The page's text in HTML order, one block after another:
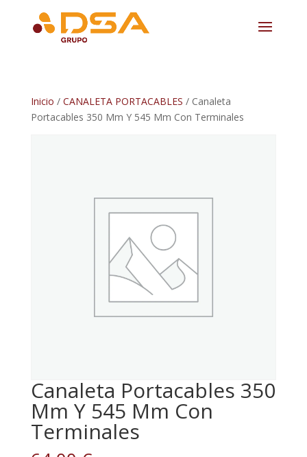
Inicio / CANALETA PORTACABLES / Canaleta
Portacables 350 Mm Y 545 Mm Con Terminales
Canaleta Portacables 350
Mm Y 545 Mm Con
Terminales